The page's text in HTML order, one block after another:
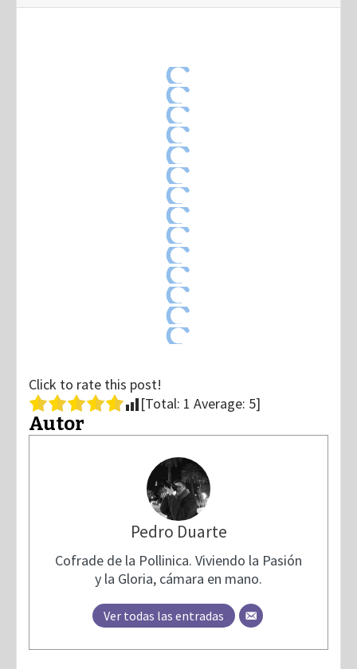
Click to rate this post!
[Total: 1 Average: 5]
Autor
Pedro Duarte
Cofrade de la Pollinica. Viviendo la Pasión
y la Gloria, cámara en mano.
Ver todas las entradas